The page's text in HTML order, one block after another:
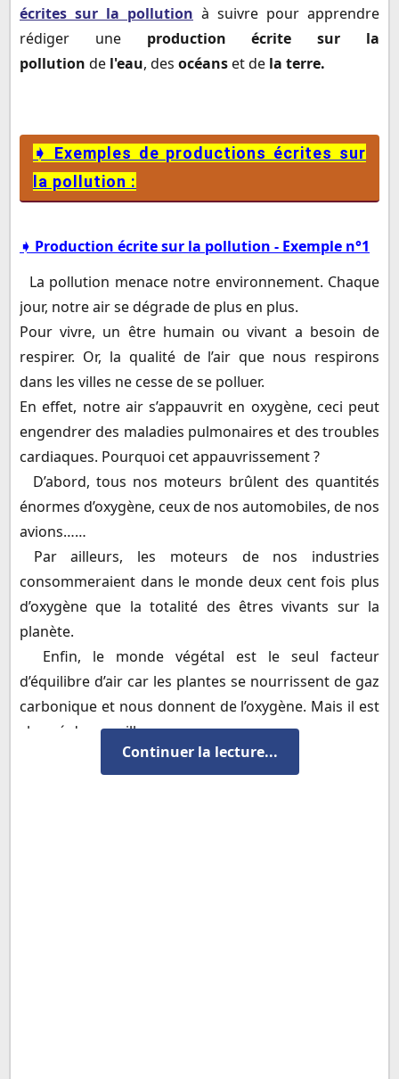
Exemple n°2
➧ Production écrite sur la pollution - Exemple n°3
➧ Production écrite sur la pollution de l'eau des
écrites sur la pollution à suivre pour apprendre
rédiger une production écrite sur la
pollution de l'eau, des océanset de la terre.
➧ Exemples de productions écrites sur
la pollution :
➧ Production écrite sur la pollution - Exemple n°1
La pollution menace notre environnement. Chaque
jour, notre air se dégrade de plus en plus.
Pour vivre, un être humain ou vivant a besoin de
respirer. Or, la qualité de l’air que nous respirons
dans les villes ne cesse de se polluer.
En effet, notre air s’appauvrit en oxygène, ceci peut
engendrer des maladies pulmonaires et des troubles
cardiaques. Pourquoi cet appauvrissement ?
D’abord, tous nos moteurs brûlent des quantités
énormes d’oxygène, ceux de nos automobiles, de nos
avions……
Par ailleurs, les moteurs de nos industries
consommeraient dans le monde deux cent fois plus
d’oxygène que la totalité des êtres vivants sur la
planète.
Enfin, le monde végétal est le seul facteur
d’équilibre d’air car les plantes se nourrissent de gaz
carbonique et nous donnent de l’oxygène. Mais il est
chassé de nos villes.
Microsoft ® Encarta ® 2006.
Continuer la lecture...